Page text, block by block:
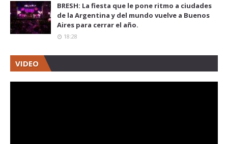
BRESH: La fiesta que le pone ritmo a ciudades
de la Argentina y del mundo vuelve a Buenos
Aires para cerrar el año.
18:28
VIDEO